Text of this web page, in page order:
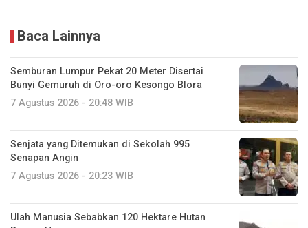
Baca Lainnya
Semburan Lumpur Pekat 20 Meter Disertai
Bunyi Gemuruh di Oro-oro Kesongo Blora
7 Agustus 2026 - 20:48 WIB
Senjata yang Ditemukan di Sekolah 995
Senapan Angin
7 Agustus 2026 - 20:23 WIB
Ulah Manusia Sebabkan 120 Hektare Hutan